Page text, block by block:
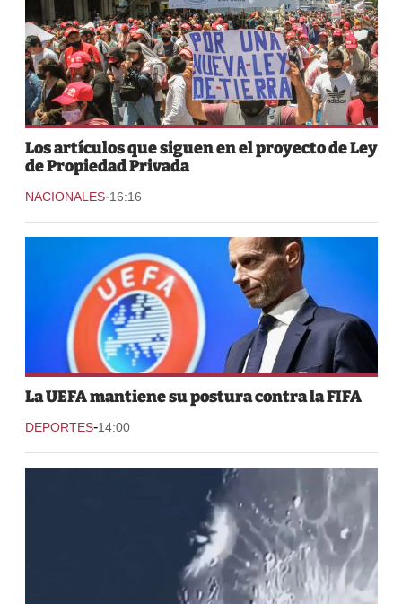
Los artículos que siguen en el proyecto de Ley
de Propiedad Privada
NACIONALES-16:16
La UEFA mantiene su postura contra la FIFA
DEPORTES-14:00